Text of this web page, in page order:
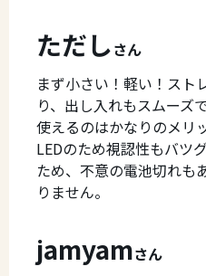
ただしさん
まず小さい！軽い！スト
り、出し入れもスムーズ
使えるのはかなりのメリ
LEDのため視認性もバツ
ため、不意の電池切れも
りません。
jamyamさん